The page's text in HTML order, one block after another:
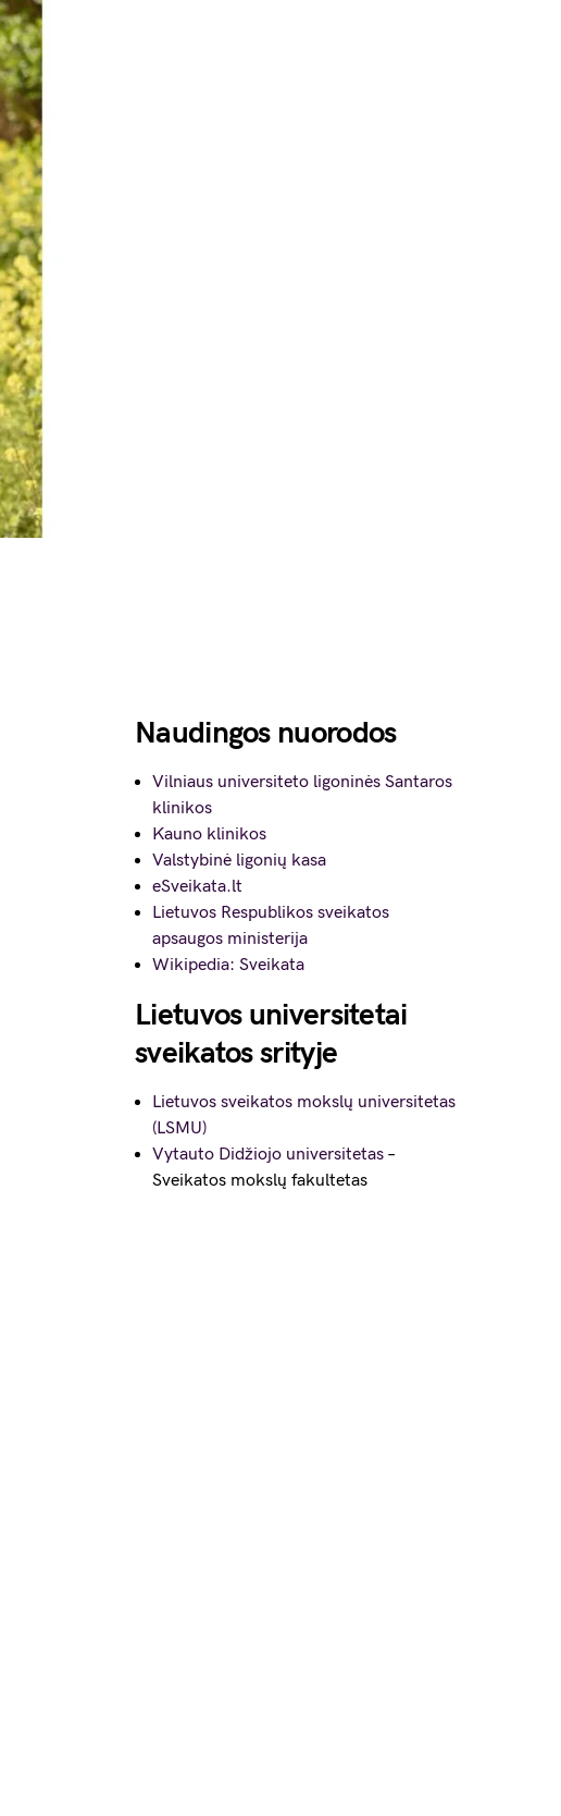
Naudingos nuorodos
Vilniaus universiteto ligoninės Santaros
klinikos
Kauno klinikos
Valstybinė ligonių kasa
eSveikata.lt
Lietuvos Respublikos sveikatos
apsaugos ministerija
Wikipedia: Sveikata
Lietuvos universitetai
sveikatos srityje
Lietuvos sveikatos mokslų universitetas
(LSMU)
Vytauto Didžiojo universitetas –
Sveikatos mokslų fakultetas